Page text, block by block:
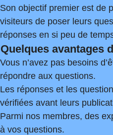
Son objectif premier est de
visiteurs de poser leurs
réponses en si peu de
Quelques avantages
Vous n’avez pas besoins
répondre aux questions.
Les réponses et les
vérifiées avant leurs
Parmi nos membres, des
à vos questions.